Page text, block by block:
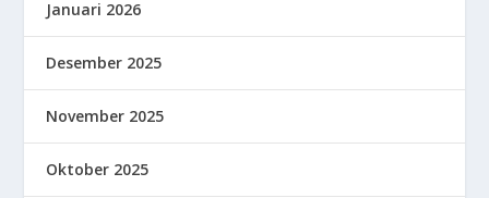
Januari 2026
Desember 2025
November 2025
Oktober 2025